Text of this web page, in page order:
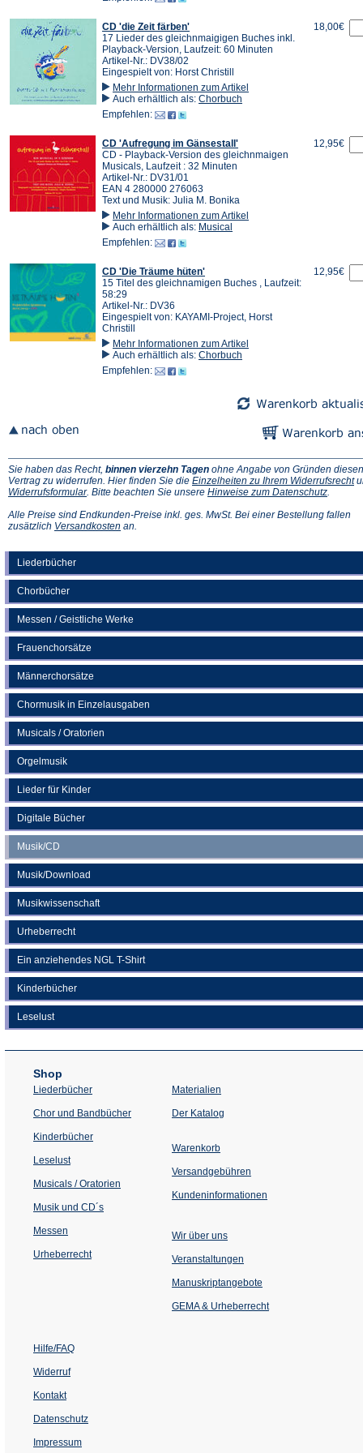
Liederbücher
Chorbücher
Messen / Geistliche Werke
Frauenchorsätze
Männerchorsätze
Chormusik in Einzelausgaben
Musicals / Oratorien
Orgelmusik
Lieder für Kinder
Digitale Bücher
Musik/CD
Musik/Download
Musikwissenschaft
Urheberrecht
Ein anziehendes NGL T-Shirt
Kinderbücher
Leselust
CD 'die Zeit färben'
17 Lieder des gleichnmaigigen Buches inkl.
Playback-Version, Laufzeit: 60 Minuten
Artikel-Nr.: DV38/02
Eingespielt von: Horst Christill
Mehr Informationen zum Artikel
Auch erhältlich als: Chorbuch
Empfehlen:
18,00€
CD 'Aufregung im Gänsestall'
CD - Playback-Version des gleichnmaigen
Musicals, Laufzeit : 32 Minuten
Artikel-Nr.: DV31/01
EAN 4 280000 276063
Text und Musik: Julia M. Bonika
Mehr Informationen zum Artikel
Auch erhältlich als: Musical
Empfehlen:
12,95€
CD 'Die Träume hüten'
15 Titel des gleichnamigen Buches , Laufzeit:
58:29
Artikel-Nr.: DV36
Eingespielt von: KAYAMI-Project, Horst
Christill
Mehr Informationen zum Artikel
Auch erhältlich als: Chorbuch
Empfehlen:
12,95€
Sie haben das Recht, binnen vierzehn Tagen ohne Angabe von Gründen diesen
Vertrag zu widerrufen. Hier finden Sie die Einzelheiten zu Ihrem Widerrufsrecht
Widerrufsformular(Öffnet
einem
neuen
. Bitte beachten Sie unsere Hinweise zum Datenschutz(Öffnet
einem
Alle Preise sind Endkunden-Preise inkl. ges. MwSt. Bei einer Bestellung fallen
zusätzlich Versandkosten (Öffnet
an.
Shop
Liederbücher
Chor und Bandbücher
Kinderbücher
Leselust
Musicals / Oratorien
Musik und CD´s
Messen
Urheberrecht
Materialien
Der Katalog
Warenkorb
Versandgebühren
Kundeninformationen
Wir über uns
Veranstaltungen
einem
Tab)
Manuskriptangebote
GEMA & Urheberrecht
Hilfe/FAQ
Widerruf
Kontakt
Datenschutz
Impressum